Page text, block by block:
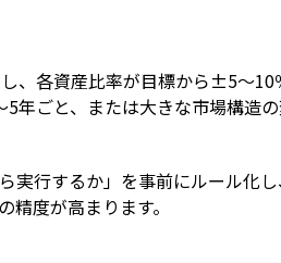
、各資産比率が目標から±5〜10
年ごと、または大きな市場構造
実行するか」を事前にルール化
度が高まります。